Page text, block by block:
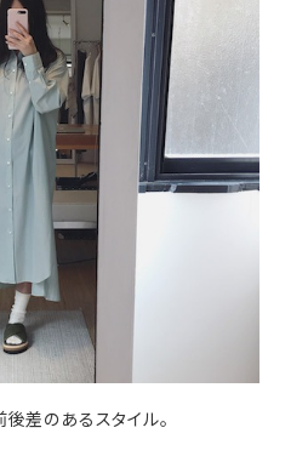
差のあるスタイル。